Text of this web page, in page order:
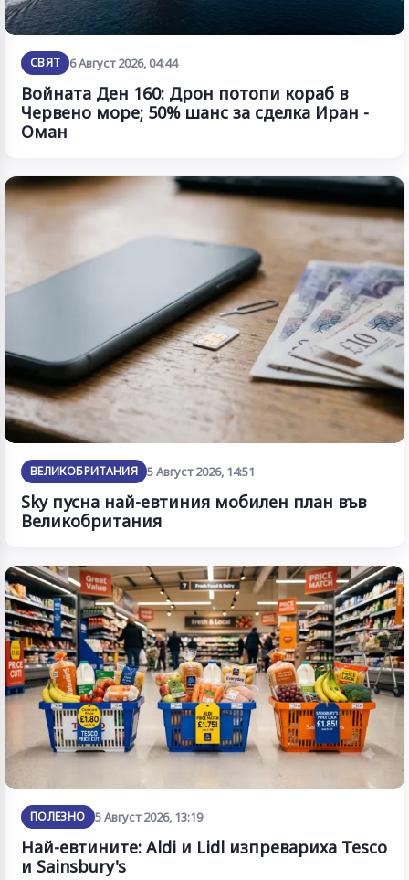
СВЯТ 6 Август 2026, 04:44
Войната Ден 160: Дрон потопи кораб в
Червено море; 50% шанс за сделка Иран -
Оман
ВЕЛИКОБРИТАНИЯ 5 Август 2026, 14:51
Sky пусна най-евтиния мобилен план във
Великобритания
ПОЛЕЗНО 5 Август 2026, 13:19
Най-евтините: Aldi и Lidl изпревариха Tesco
и Sainsbury's